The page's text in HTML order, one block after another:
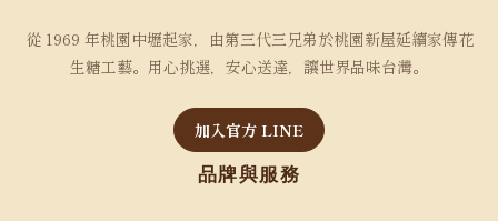
從 1969 年桃園中壢起家，由第三代三兄弟於桃園新屋延續家傳花
生糖工藝。用心挑選，安心送達，讓世界品味台灣。
加入官方 LINE
品牌與服務